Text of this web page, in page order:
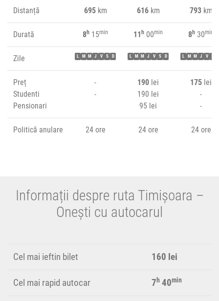
Distanță 695km 616km 793km
Durată 8h 15min 11 h 00min 8h 30min
Zile L M M J V S D L M M J V S D L M M J V
Preț
Studenti
Pensionari
-
-
190 lei
190 lei
95 lei
175 lei
-
-
Politică anulare 24 ore 24 ore 24 ore
Informații despre ruta Timișoara –
Onești cu autocarul
Cel mai ieftin bilet 160 lei
Cel mai rapid autocar 7h 40min